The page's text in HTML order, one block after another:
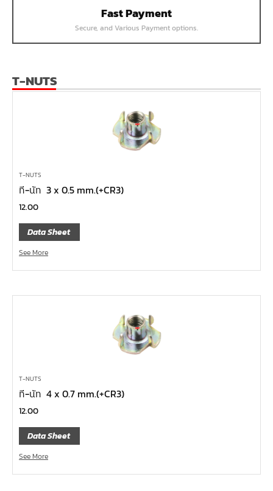
หน้าแปลนเชื่อม SUS304 JEF 20K FF
หน้าแปลนเชื่อม SUS304 JEF 300P RF
หน้าแปลนเชื่อม SUS304 JEF 150P RF
หน้าแปลนเหล็กเกลียวใน JEF PN40
หน้าแปลนเหล็กเกลียวใน JEF PN16
หน้าแปลนเหล็กเกลียวใน JEF 10K TR
หน้าแปลนเหล็กเกลียวใน JEF 150P
หน้าแปลนเหล็กสวมเชื่อม JEF SWRF 150P
หน้าแปลนเหล็กคอสูง JEF WNRF 300P
หน้าแปลนเหล็กคอสูง JEF WNRF PN40
หน้าแปลนเหล็กคอสูง JEF WNRF PN16
หน้าแปลนเหล็กคอสูง JEF WNRF 150P
หน้าแปลนเหล็กบอด JEF 10K FF ชุบกัลวาไนซ์
หน้าแปลนเหล็กบอด JEF 150P RF ชุบกัลวาไนซ์
หน้าแปลนเชื่อมเหล็กบอด JEF 150P RF
หน้าแปลนเชื่อมเหล็ก JEF 150P RF ชุบกัลวาไนซ์
หน้าแปลนเชื่อมเหล็ก JEF 300P RF
ประแจตะขอ
คีมตัดสายเคเบิ้ล
คีมย้ำสายไฟ
Fast Payment
Secure, and Various Payment options.
T-NUTS
T-NUTS
ที-นัท 3 x 0.5 mm.(+CR3)
12.00
Data Sheet
See More
T-NUTS
ที-นัท 4 x 0.7 mm.(+CR3)
12.00
Data Sheet
See More